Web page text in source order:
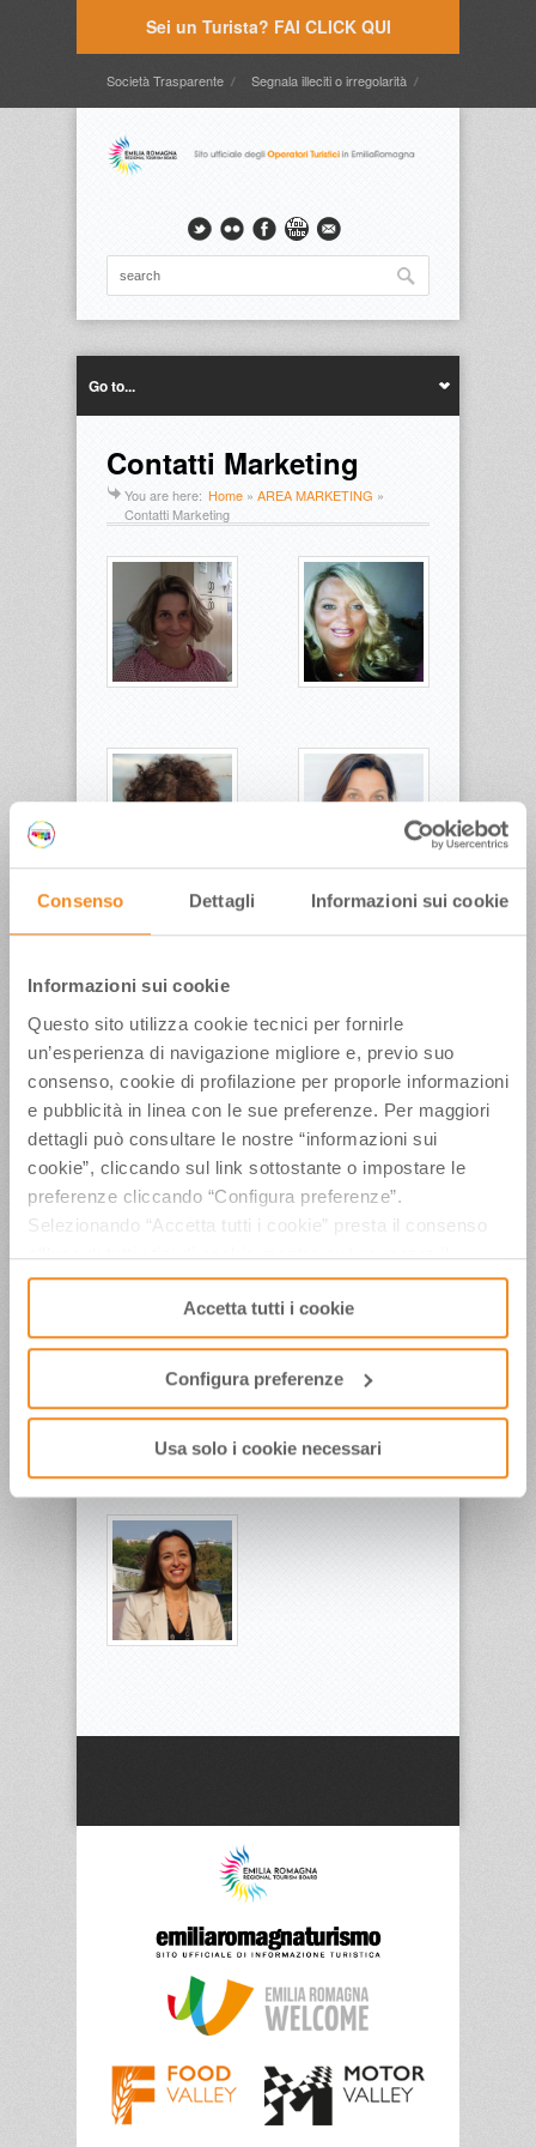
Consenso Dettagli Informazioni sui cookie
Informazioni sui cookie
Questo sito utilizza cookie tecnici per fornirle
un’esperienza di navigazione migliore e, previo suo
consenso, cookie di profilazione per proporle informazioni
e pubblicità in linea con le sue preferenze. Per maggiori
dettagli può consultare le nostre “informazioni sui
cookie”, cliccando sul link sottostante o impostare le
preferenze cliccando “Configura preferenze”.
Selezionando “Accetta tutti i cookie” presta il consenso
all’uso di tutti i tipi di cookie mentre può revocare il
consenso cliccando su “Usa solo i cookie necessari” e
saranno attivati i soli cookie tecnici necessari al corretto
funzionamento del sito.
Accetta tutti i cookie
Configura preferenze
Usa solo i cookie necessari
Sei un Turista? FAI CLICK QUI
Società Trasparente Segnala illeciti o irregolarità
Timbrature
Go to...
Contatti Marketing
You are here: Home » AREA MARKETING »
Contatti Marketing